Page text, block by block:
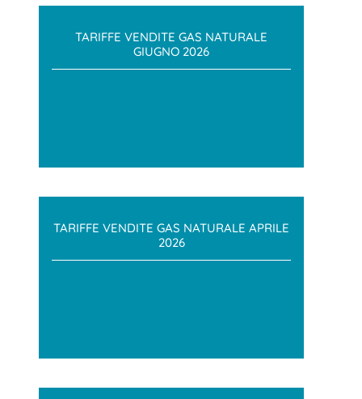
TARIFFE VENDITE GAS NATURALE
GIUGNO 2026
TARIFFE VENDITE GAS NATURALE APRILE
2026